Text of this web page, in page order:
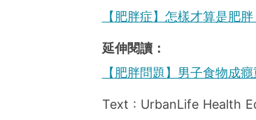
【肥胖症】怎樣才算是肥
延伸閱讀：
【肥胖問題】男子食物成
Text : UrbanLife Health